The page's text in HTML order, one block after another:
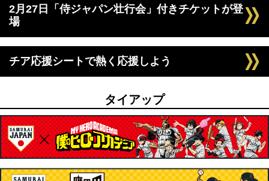
2月27日「侍ジャパン壮行会」付きチケットが登
場
チア応援シートで熱く応援しよう
タイアップ